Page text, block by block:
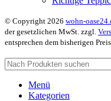
© Copyright 2026 wohn-
der gesetzlichen MwSt. zzgl.
entsprechen dem bisherigen
Menü
Kategorien